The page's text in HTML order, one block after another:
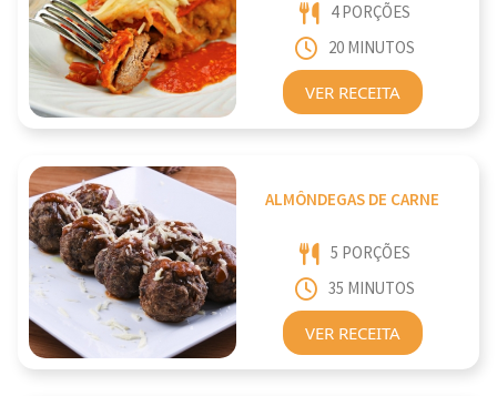
4 PORÇÕES
20 MINUTOS
VER RECEITA
ALMÔNDEGAS DE CARNE
5 PORÇÕES
35 MINUTOS
VER RECEITA